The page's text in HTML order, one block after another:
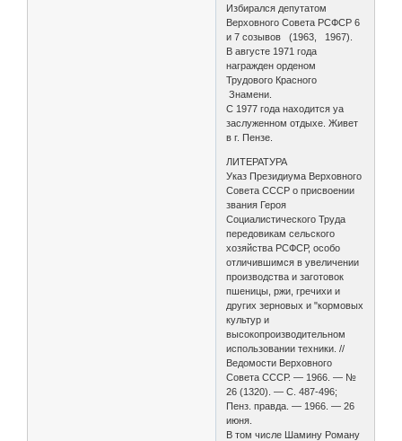
Избирался депутатом
Верховного Совета РСФСР 6
и 7 созывов (1963, 1967).
В августе 1971 года
награжден орденом
Трудового Красного
Знамени.
С 1977 года находится yа
заслуженном отдыхе. Живет
в г. Пензе.
ЛИТЕРАТУРА
Указ Президиума Верховного
Совета СССР о присвоении
звания Героя
Социалистического Труда
передовикам сельского
хозяйства РСФСР, особо
отличившимся в увеличении
производства и заготовок
пшеницы, ржи, гречихи и
других зерновых и "кормовых
культур и
высокопроизводительном
использовании техники. //
Ведомости Верховного
Совета СССР. — 1966. — №
26 (1320). — С. 487-496;
Пенз. правда. — 1966. — 26
июня.
В том числе Шамину Роману